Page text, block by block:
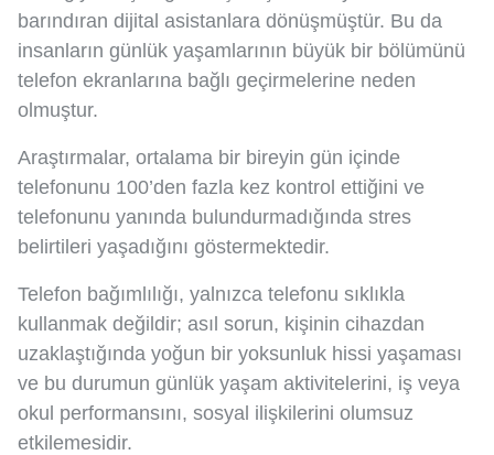
barındıran dijital asistanlara dönüşmüştür. Bu da
insanların günlük yaşamlarının büyük bir bölümünü
telefon ekranlarına bağlı geçirmelerine neden
olmuştur.
Araştırmalar, ortalama bir bireyin gün içinde
telefonunu 100’den fazla kez kontrol ettiğini ve
telefonunu yanında bulundurmadığında stres
belirtileri yaşadığını göstermektedir.
Telefon bağımlılığı, yalnızca telefonu sıklıkla
kullanmak değildir; asıl sorun, kişinin cihazdan
uzaklaştığında yoğun bir yoksunluk hissi yaşaması
ve bu durumun günlük yaşam aktivitelerini, iş veya
okul performansını, sosyal ilişkilerini olumsuz
etkilemesidir.